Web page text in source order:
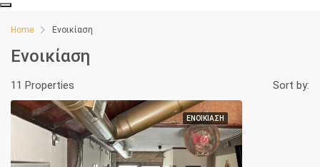
Home Ενοικίαση
Ενοικίαση
11 Properties Sort by:
ΕΝΟΙΚΊΑΣΗ